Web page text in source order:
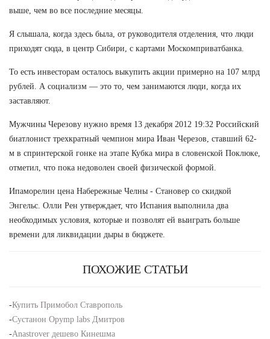
выше, чем во все последние месяцы.
Я слышала, когда здесь была, от руководителя отделения, что люди
приходят сюда, в центр Сибири, с картами Москомприватбанка.
То есть инвесторам осталось выкупить акции примерно на 107 млрд
рублей. А социализм — это то, чем занимаются люди, когда их
заставляют.
Мужчины Черезову нужно время 13 декабря 2012 19:32 Российский
биатлонист трехкратный чемпион мира Иван Черезов, ставший 62-
м в спринтерской гонке на этапе Кубка мира в словенской Поклюке,
отметил, что пока недоволен своей физической формой.
Ипаморелин цена Набережные Челны - Становер со скидкой
Энгельс. Олли Рен утверждает, что Испания выполнила два
необходимых условия, которые и позволят ей выиграть больше
времени для ликвидации дыры в бюджете.
ПОХОЖИЕ СТАТЬИ
-Купить Примобол Ставрополь
-Сустанон Opymp labs Дмитров
-Anastrover дешево Кинешма